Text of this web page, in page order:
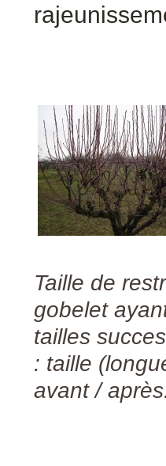
Taille de
gobelet
tailles
: taille
avant /